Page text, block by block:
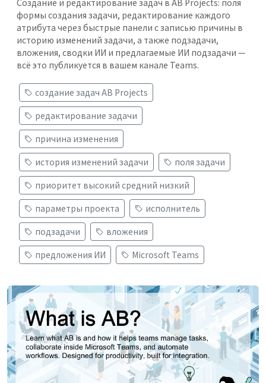
Создание и редактирование задач в AB Projects: поля
формы создания задачи, редактирование каждого
атрибута через быстрые панели с записью причины в
историю изменений задачи, а также подзадачи,
вложения, сводки ИИ и предлагаемые ИИ подзадачи —
всё это публикуется в вашем канале Teams.
создание задач AB Projects
редактирование задачи
причина изменения
история изменений задачи
поля задачи
приоритет высокий средний низкий
параметры проекта
исполнитель
подзадачи
вложения
предложения ИИ
Microsoft Teams